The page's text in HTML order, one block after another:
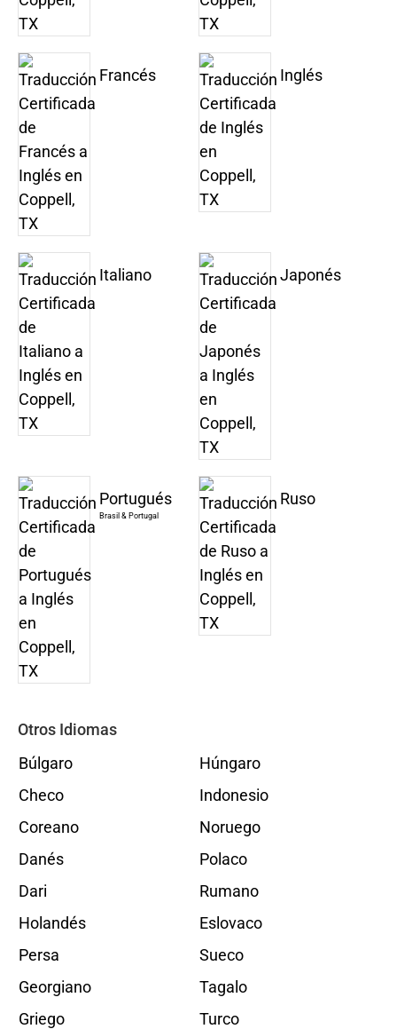
Francés Inglés
Italiano Japonés
Portugués
Brasil & Portugal
Ruso
Otros Idiomas
Búlgaro
Checo
Coreano
Danés
Dari
Holandés
Persa
Georgiano
Griego
Húngaro
Indonesio
Noruego
Polaco
Rumano
Eslovaco
Sueco
Tagalo
Turco